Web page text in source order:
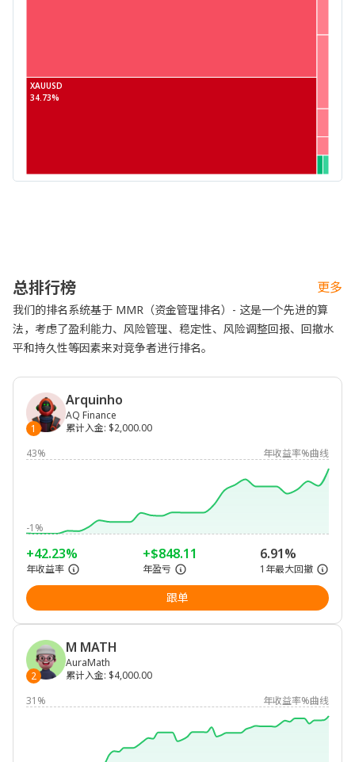
XAUUSD
34.73%
总排行榜 更多
我们的排名系统基于 MMR（资金管理排名）- 这是一个先进的算
法，考虑了盈利能力、风险管理、稳定性、风险调整回报、回撤水
平和持久性等因素来对竞争者进行排名。
1
Arquinho
AQ Finance
累计入金: $2,000.00
43%
年收益率%曲线
-1%
+42.23%
年收益率
+$848.11
年盈亏
6.91%
1年最大回撤
跟单
2
M MATH
AuraMath
累计入金: $4,000.00
31%
年收益率%曲线